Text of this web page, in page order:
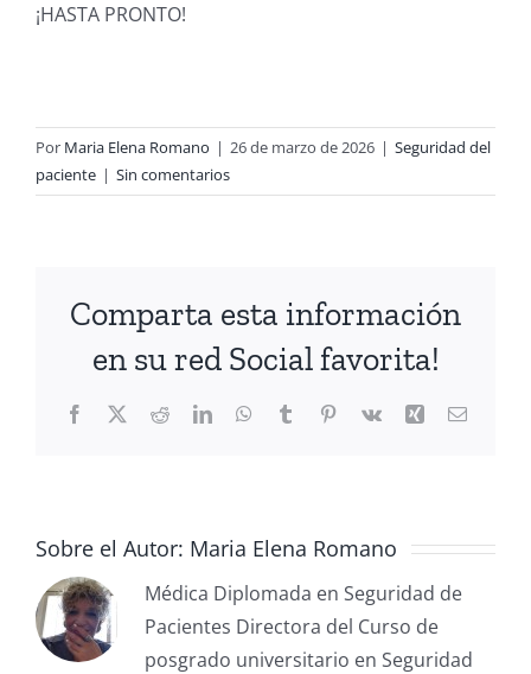
¡HASTA PRONTO!
Por Maria Elena Romano | 26 de marzo de 2026 | Seguridad del
paciente | Sin comentarios
Comparta esta información
en su red Social favorita!
Sobre el Autor: Maria Elena Romano
Médica Diplomada en Seguridad de
Pacientes Directora del Curso de
posgrado universitario en Seguridad